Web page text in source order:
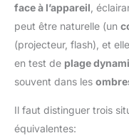
face à l’appareil ,
peut être naturelle (un
(projecteur, flash), et
en test de plage
souvent dans les
Il faut distinguer trois
équivalentes: